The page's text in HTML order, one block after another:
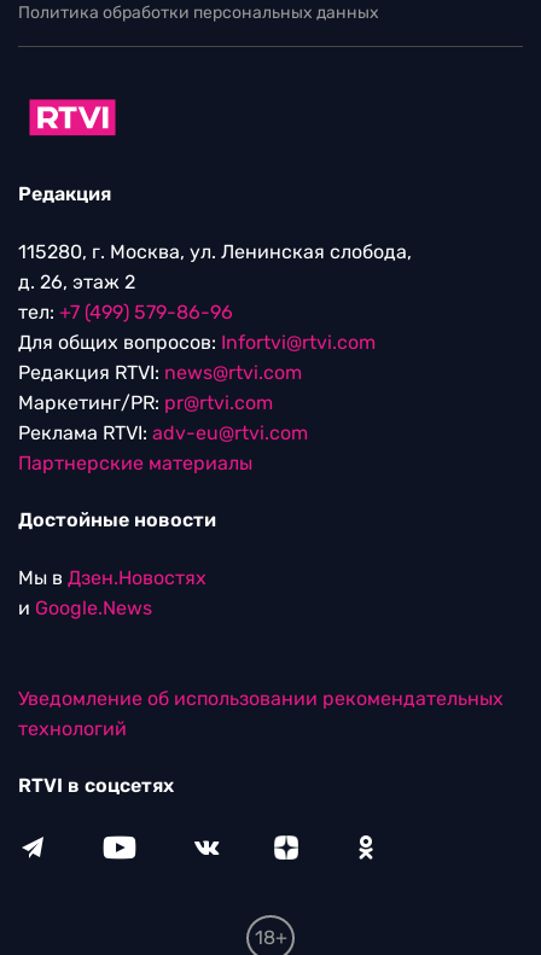
Политика обработки персональных данных
Редакция
115280, г. Москва, ул. Ленинская слобода,
д. 26, этаж 2
тел: +7 (499) 579-86-96
Для общих вопросов: Infortvi@rtvi.com
Редакция RTVI: news@rtvi.com
Маркетинг/PR: pr@rtvi.com
Реклама RTVI: adv-eu@rtvi.com
Партнерские материалы
Достойные новости
Мы в Дзен.Новостях
и Google.News
Уведомление об использовании рекомендательных
технологий
RTVI в соцсетях
18+